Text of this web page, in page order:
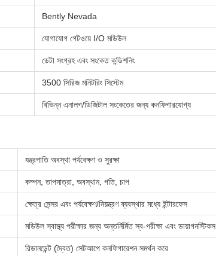
Bently Nevada
যোগাযোগ গেটওয়ে I/O মডিউল
ডেটা সংগ্রহ এবং সংকেত কন্ডিশনিং
3500 সিরিজ মনিটরিং সিস্টেম
বিভিন্ন এনালগ/ডিজিটাল সংকেতের জন্য কনফিগারযোগ্য
যন্ত্রপাতি অবস্থা পর্যবেক্ষণ ও সুরক্ষা
কম্পন, তাপমাত্রা, অবস্থান, গতি, চাপ
ক্ষেত্র সেন্সর এবং পর্যবেক্ষণ/নিয়ন্ত্রণ ব্যবস্থার মধ্যে ইন্টারফেস
মডিউল স্বাস্থ্য পরীক্ষার জন্য অন্তর্নির্মিত স্ব-পরীক্ষা এবং ডায়াগনস্টিকস
রিডানডেন্ট (দ্বৈত) সেটআপে কনফিগারেশন সমর্থন করে